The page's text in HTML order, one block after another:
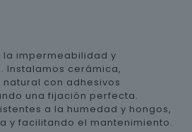
la impermeabilidad y
Instalamos cerámica,
con adhesivos
una fijación perfecta.
a la humedad y hongos,
y facilitando el mantenimiento.